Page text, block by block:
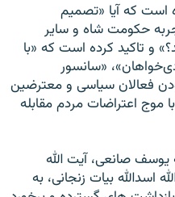
که آيا «تصميم
حکومت شاه و ساير
و تاکيد کرده است که «با
«سانسور
فعالان سياسی و‏ ‏معترضين
موج اعتراضات مردم مقابله
يوسف صانعی، آيت الله
اسدالله بيات زنجانی، به